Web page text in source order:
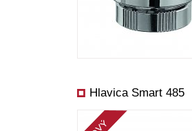
Hlavica Smart 485